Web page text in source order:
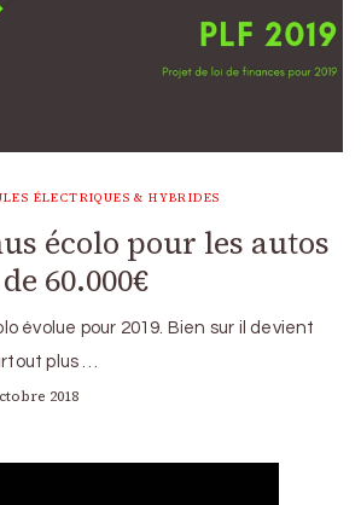
ÉLECTRIQUES & HYBRIDES
écolo pour les autos
60.000€
évolue pour 2019. Bien sur il devient
plus …
2018